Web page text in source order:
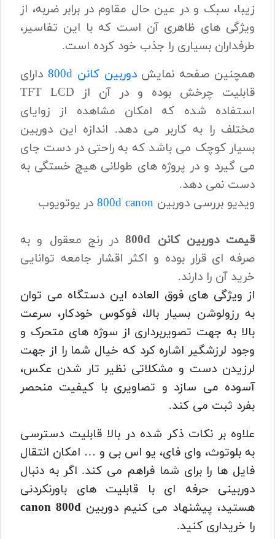
زیبا، سبک و در عین حال مقاوم در برابر ضربه، از
ویژگی های ظاهری آن است که با این تفاسیر،
طرفداران بسیاری را جذب خود کرده است.
همچنین صفحه نمایشدوربین کانن 800d
دارای
قابلیت چرخش بوده و در آن از TFT LCD
استفاده شده که امکان مشاهده از زوایای
مختلف را به کاربر می دهد. اندازه این دوربین
بسیار کوچک می باشد که به راحتی در دست جای
می گیرد و در پروژه های طولانی هیچ خستگی به
دست نمی دهد.
ویدیو بررسی دوربین 800d canon در یوتویوب
قیمت دوربین کانن 800d
در رنج معقول و به
صرفه ای قرار بوده و اکثر اقشار جامعه توانایی
خرید آن را دارند.
از ویژگی های فوق العاده این دستگاه می توان
به رزولوشن بسیار بالا، فوکوس خودکار، سرعت
بالا به جهت تصویربرداری از سوژه های متحرک و
وجود لرزشگیر اشاره کرد که خیال شما را از جهت
لرزیدن دست و مشکلاتی نظیر تار شدن عکس،
آسوده می سازد و تصاویری با کیفیت منحصر
بفرد ثبت می کند.
علاوه بر نکات ذکر شده در بالا قابلیت دسترسی
به بلوتوث، وای فای، یو اس بی و … امکان انتقال
فایل ها را برای شما فراهم می کند. اگر به دنبال
دوربینی حرفه ای با قابلیت های باورنکردنی
هستید، پیشنهاد می کنیم دوربینcanon 800d
را خریداری کنید.